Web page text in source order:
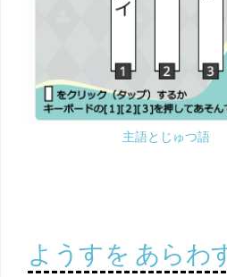
主語とじゅつ語
ようすを あらわ